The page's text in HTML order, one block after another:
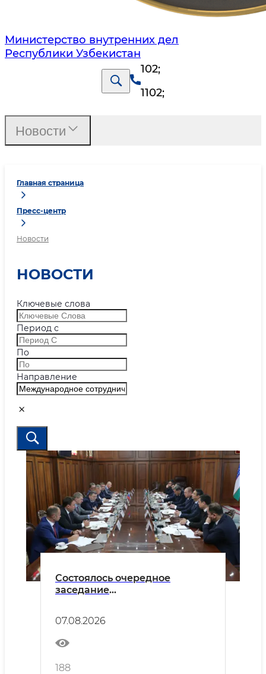
Министерство внутренних дел
Республики Узбекистан
102;
1102;
Главная страница
Пресс-центр
Новости
НОВОСТИ
Ключевые слова
Период с
По
Направление
Состоялось очередное
заседание
группы между
министерствами внутренних
дел Республики Узбекистан и
Российской Федерации
07.08.2026
188
Новости